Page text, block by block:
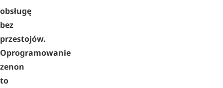
obsługę
bez
przestojów.
Oprogramowanie
zenon
to